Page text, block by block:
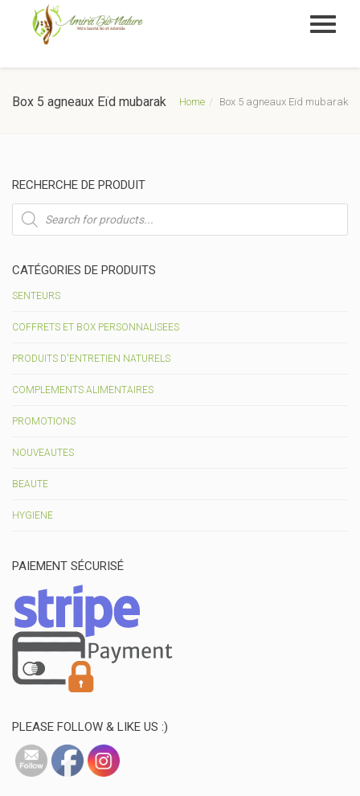
Box 5 agneaux Eïd mubarak Home Box 5 agneaux Eïd mubarak
RECHERCHE DE PRODUIT
Recherche
de
produits
CATÉGORIES DE PRODUITS
SENTEURS
COFFRETS ET BOX PERSONNALISEES
PRODUITS D'ENTRETIEN NATURELS
COMPLEMENTS ALIMENTAIRES
PROMOTIONS
NOUVEAUTES
BEAUTE
HYGIENE
PAIEMENT SÉCURISÉ
PLEASE FOLLOW & LIKE US :)